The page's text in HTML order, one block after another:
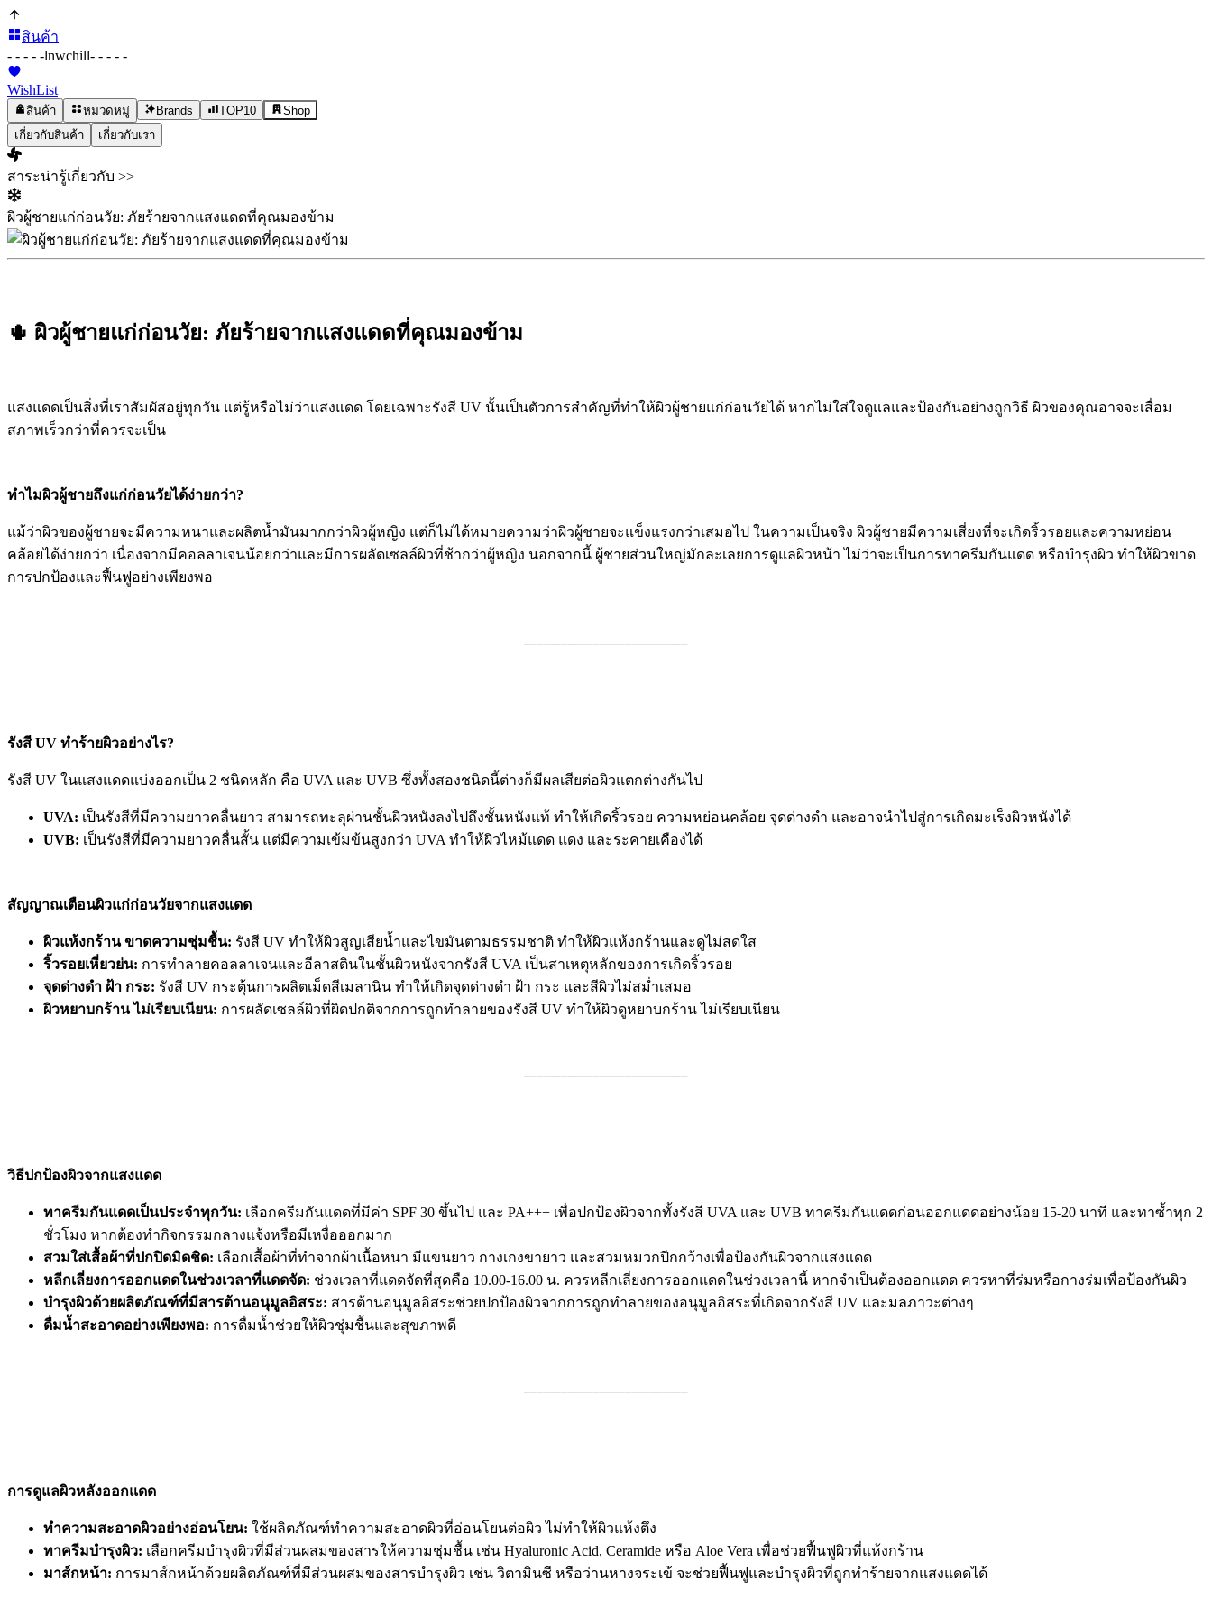
สินค้า
- - - - -lnwchill- - - - -
WishList
สินค้า หมวดหมู่ Brands TOP10
Shop
เกี่ยวกับสินค้า
เกี่ยวกับเรา
สาระน่ารู้เกี่ยวกับ >>
ผิวผู้ชายแก่ก่อนวัย: ภัยร้ายจากแสงแดดที่คุณมองข้าม
🌵 ผิวผู้ชายแก่ก่อนวัย: ภัยร้ายจากแสงแดดที่คุณมองข้าม
แสงแดดเป็นสิ่งที่เราสัมผัสอยู่ทุกวัน แต่รู้หรือไม่ว่าแสงแดด โดยเฉพาะรังสี UV นั้นเป็นตัวการสำคัญที่ทำให้ผิวผู้ชายแก่ก่อนวัยได้ หากไม่ใส่ใจดูแลและป้องกันอย่างถูกวิธี ผิวของคุณอาจจะเสื่อม
สภาพเร็วกว่าที่ควรจะเป็น
ทำไมผิวผู้ชายถึงแก่ก่อนวัยได้ง่ายกว่า?
แม้ว่าผิวของผู้ชายจะมีความหนาและผลิตน้ำมันมากกว่าผิวผู้หญิง แต่ก็ไม่ได้หมายความว่าผิวผู้ชายจะแข็งแรงกว่าเสมอไป ในความเป็นจริง ผิวผู้ชายมีความเสี่ยงที่จะเกิดริ้วรอยและความหย่อน
คล้อยได้ง่ายกว่า เนื่องจากมีคอลลาเจนน้อยกว่าและมีการผลัดเซลล์ผิวที่ช้ากว่าผู้หญิง นอกจากนี้ ผู้ชายส่วนใหญ่มักละเลยการดูแลผิวหน้า ไม่ว่าจะเป็นการทาครีมกันแดด หรือบำรุงผิว ทำให้ผิวขาด
การปกป้องและฟื้นฟูอย่างเพียงพอ
รังสี UV ทำร้ายผิวอย่างไร?
รังสี UV ในแสงแดดแบ่งออกเป็น 2 ชนิดหลัก คือ UVA และ UVB ซึ่งทั้งสองชนิดนี้ต่างก็มีผลเสียต่อผิวแตกต่างกันไป
UVA: เป็นรังสีที่มีความยาวคลื่นยาว สามารถทะลุผ่านชั้นผิวหนังลงไปถึงชั้นหนังแท้ ทำให้เกิดริ้วรอย ความหย่อนคล้อย จุดด่างดำ และอาจนำไปสู่การเกิดมะเร็งผิวหนังได้
UVB: เป็นรังสีที่มีความยาวคลื่นสั้น แต่มีความเข้มข้นสูงกว่า UVA ทำให้ผิวไหม้แดด แดง และระคายเคืองได้
สัญญาณเตือนผิวแก่ก่อนวัยจากแสงแดด
ผิวแห้งกร้าน ขาดความชุ่มชื้น: รังสี UV ทำให้ผิวสูญเสียน้ำและไขมันตามธรรมชาติ ทำให้ผิวแห้งกร้านและดูไม่สดใส
ริ้วรอยเหี่ยวย่น: การทำลายคอลลาเจนและอีลาสตินในชั้นผิวหนังจากรังสี UVA เป็นสาเหตุหลักของการเกิดริ้วรอย
จุดด่างดำ ฝ้า กระ: รังสี UV กระตุ้นการผลิตเม็ดสีเมลานิน ทำให้เกิดจุดด่างดำ ฝ้า กระ และสีผิวไม่สม่ำเสมอ
ผิวหยาบกร้าน ไม่เรียบเนียน: การผลัดเซลล์ผิวที่ผิดปกติจากการถูกทำลายของรังสี UV ทำให้ผิวดูหยาบกร้าน ไม่เรียบเนียน
วิธีปกป้องผิวจากแสงแดด
ทาครีมกันแดดเป็นประจำทุกวัน: เลือกครีมกันแดดที่มีค่า SPF 30 ขึ้นไป และ PA+++ เพื่อปกป้องผิวจากทั้งรังสี UVA และ UVB ทาครีมกันแดดก่อนออกแดดอย่างน้อย 15-20 นาที และทาซ้ำทุก 2
ชั่วโมง หากต้องทำกิจกรรมกลางแจ้งหรือมีเหงื่อออกมาก
สวมใส่เสื้อผ้าที่ปกปิดมิดชิด: เลือกเสื้อผ้าที่ทำจากผ้าเนื้อหนา มีแขนยาว กางเกงขายาว และสวมหมวกปีกกว้างเพื่อป้องกันผิวจากแสงแดด
หลีกเลี่ยงการออกแดดในช่วงเวลาที่แดดจัด: ช่วงเวลาที่แดดจัดที่สุดคือ 10.00-16.00 น. ควรหลีกเลี่ยงการออกแดดในช่วงเวลานี้ หากจำเป็นต้องออกแดด ควรหาที่ร่มหรือกางร่มเพื่อป้องกันผิว
บำรุงผิวด้วยผลิตภัณฑ์ที่มีสารต้านอนุมูลอิสระ: สารต้านอนุมูลอิสระช่วยปกป้องผิวจากการถูกทำลายของอนุมูลอิสระที่เกิดจากรังสี UV และมลภาวะต่างๆ
ดื่มน้ำสะอาดอย่างเพียงพอ: การดื่มน้ำช่วยให้ผิวชุ่มชื้นและสุขภาพดี
การดูแลผิวหลังออกแดด
ทำความสะอาดผิวอย่างอ่อนโยน: ใช้ผลิตภัณฑ์ทำความสะอาดผิวที่อ่อนโยนต่อผิว ไม่ทำให้ผิวแห้งตึง
ทาครีมบำรุงผิว: เลือกครีมบำรุงผิวที่มีส่วนผสมของสารให้ความชุ่มชื้น เช่น Hyaluronic Acid, Ceramide หรือ Aloe Vera เพื่อช่วยฟื้นฟูผิวที่แห้งกร้าน
มาส์กหน้า: การมาส์กหน้าด้วยผลิตภัณฑ์ที่มีส่วนผสมของสารบำรุงผิว เช่น วิตามินซี หรือว่านหางจระเข้ จะช่วยฟื้นฟูและบำรุงผิวที่ถูกทำร้ายจากแสงแดดได้